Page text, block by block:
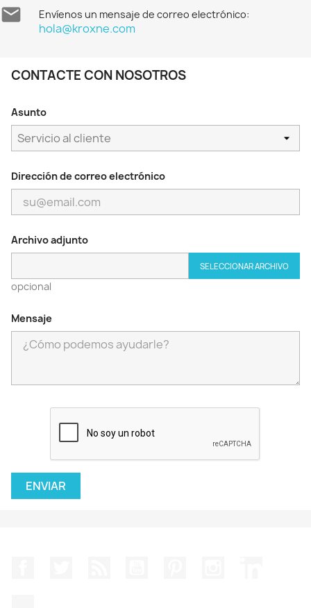
 Envíenos un mensaje de correo electrónico:
hola@kroxne.com
CONTACTE CON NOSOTROS
Asunto
Dirección de correo electrónico
Archivo adjunto
SELECCIONAR ARCHIVO
opcional
Mensaje